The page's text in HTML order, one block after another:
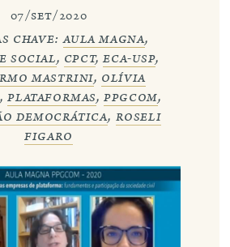
eventos
contato
busca
eng
07/set/2020
chave:aula magna,
social, cpct,eca-usp,
mastrini, olívia
,plataformas,ppgcom,
democrática, roseli
figaro